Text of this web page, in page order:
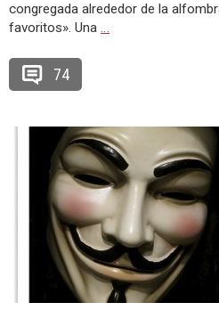
congregada alrededor de la
favoritos». Una …
74